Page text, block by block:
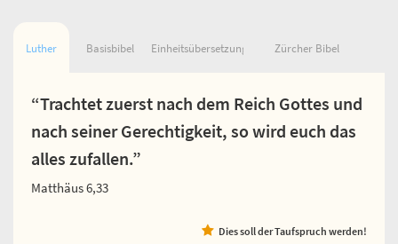
Luther Basisbibel Einheitsübersetzung Zürcher Bibel
“Trachtet zuerst nach dem Reich Gottes und
nach seiner Gerechtigkeit, so wird euch das
alles zufallen.”
Matthäus 6,33
Dies soll der Taufspruch werden!